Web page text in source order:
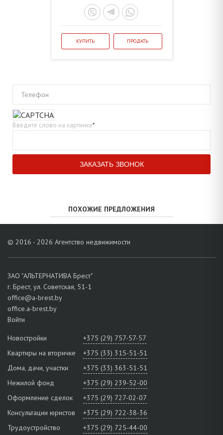
КУПИТЬ ПРОДАТЬ
Телефон
Введите слово на картинке*
ПОХОЖИЕ ПРЕДЛОЖЕНИЯ
© 2016 - 2026 Агентство недвижимости
ЗАО "АЛЬТЕРНАТИВА Брест"
г. Брест, ул. Советская, 51-1
office@a-brest.by
office.a-brest.by
Войти
Новостройки
+375 (29) 757-57-57
Квартиры на вторичке
+375 (33) 315-51-51
Дома, дачи, участки
+375 (33) 363-51-51
Нежилой фонд
+375 (29) 239-52-00
Оформление сделок
+375 (29) 727-02-07
Консультации юристов
+375 (29) 722-38-36
Трудоустройство
+375 (29) 725-44-00